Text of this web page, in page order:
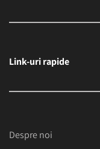
Link-uri rapide
Despre noi